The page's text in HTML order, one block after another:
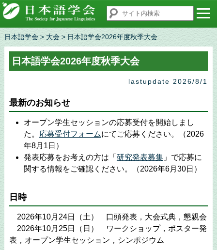
日本語学会> 大会> 日本語学会2026年度秋季大会
日本語学会2026年度秋季大会
lastupdate 2026/8/1
最新のお知らせ
オープン学生セッションの応募受付を開始しまし
た。 応募受付フォームにてご応募ください。（2026
年8月1日）
発表応募をお考えの方は「 研究発表募集」で応募に
関する情報をご確認ください。（2026年6月30日）
日時
2026年10月24日（土） 口頭発表，大会式典，懇親会
2026年10月25日（日） ワークショップ，ポスター発
表，オープン学生セッション，シンポジウム